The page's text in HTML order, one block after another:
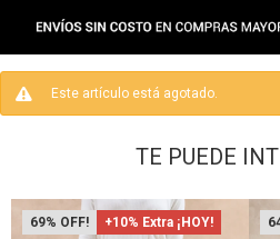
Este artículo está agotado.
TE PUEDE
69 +10% Extra ¡HOY!